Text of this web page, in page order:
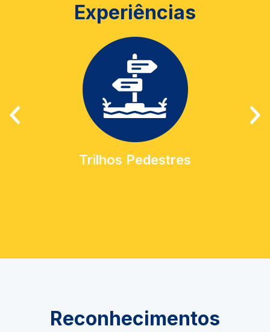
Experiências
Trilhos Pedestres
Reconhecimentos